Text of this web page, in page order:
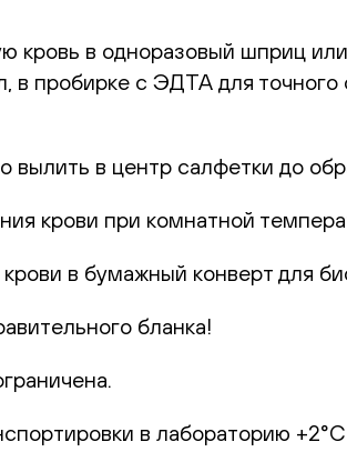
кровь в одноразовый шприц
пробирке с ЭДТА для точного
в центр салфетки до
крови при комнатной
в бумажный конверт для
бланка!
в лабораторию